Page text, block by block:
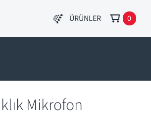
ÜRÜNLER 0
Mikrofon